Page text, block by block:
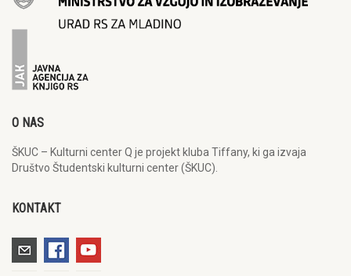
O NAS
ŠKUC – Kulturni center Q je projekt kluba Tiffany, ki ga izvaja
Društvo Študentski kulturni center (ŠKUC).
KONTAKT